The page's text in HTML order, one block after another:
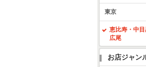
東京
恵比寿・中目
広尾
お店ジャン